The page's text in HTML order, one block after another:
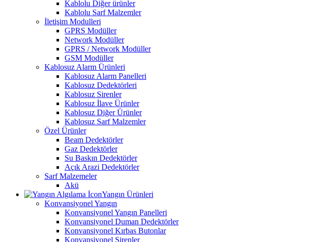
Kablolu Diğer ürünler
Kablolu Sarf Malzemler
İletişim Modulleri
GPRS Modüller
Network Modüller
GPRS / Network Modüller
GSM Modüller
Kablosuz Alarm Ürünleri
Kablosuz Alarm Panelleri
Kablosuz Dedektörleri
Kablosuz Sirenler
Kablosuz İlave Ürünler
Kablosuz Diğer Ürünler
Kablosuz Sarf Malzemler
Özel Ürünler
Beam Dedektörler
Gaz Dedektörler
Su Baskın Dedektörler
Açık Arazi Dedektörler
Sarf Malzemeler
Akü
Yangın Ürünleri
Konvansiyonel Yangın
Konvansiyonel Yangın Panelleri
Konvansiyonel Duman Dedektörler
Konvansiyonel Kırbas Butonlar
Konvansiyonel Sirenler